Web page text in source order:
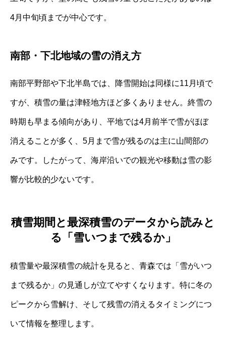
4月中旬頃までが中心です。
南部・下北地域の雪の消え方
南部平野部や下北半島では、降雪開始は同様に11月頃で
すが、積雪の量は津軽地方ほど多くありません。終雪の
時期も早まる傾向があり、平地では4月前半で雪がほぼ
消えることが多く、5月まで雪が残るのは主に山間部の
みです。したがって、海岸沿いでの観光や移動は雪の影
響が比較的少ないです。
積雪期間と最深積雪のデータから読みと
る「雪いつまで残るか」
積雪量や最深積雪の統計を見ると、青森では「雪がいつ
まで残るか」の見通しが立てやすくなります。特に冬の
ピークから雪解け、そして残雪の消えるタイミングにつ
いて情報を整理します。